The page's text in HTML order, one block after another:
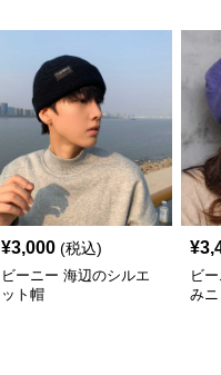
¥3,000 (税込)
ビーニー 海辺のシルエ
ット帽
¥
ビ
み